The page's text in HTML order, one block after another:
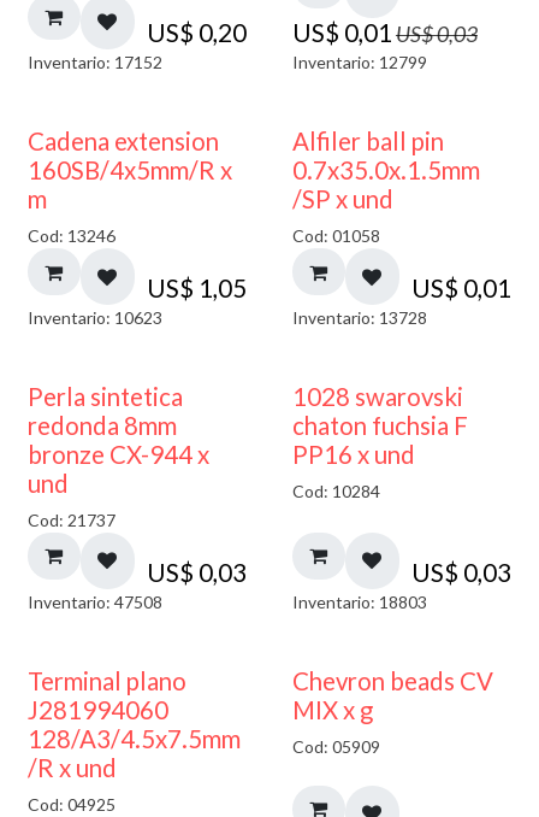
US$ 0,20
Inventario: 17152
US$ 0,01US$0,03
Inventario: 12799
Cadena extension
160SB/4x5mm/R x
m
Cod: 13246
US$ 1,05
Inventario: 10623
Alfiler ball pin
0.7x35.0x.1.5mm
/SP x und
Cod: 01058
US$ 0,01
Inventario: 13728
Perla sintetica
redonda 8mm
bronze CX-944 x
und
Cod: 21737
US$ 0,03
Inventario: 47508
1028 swarovski
chaton fuchsia F
PP16 x und
Cod: 10284
US$ 0,03
Inventario: 18803
Terminal plano
J281994060
128/A3/4.5x7.5mm
/R x und
Cod: 04925
50% DESCUENTO
Chevron beads CV
MIX x g
Cod: 05909